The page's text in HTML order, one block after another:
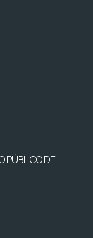
PÚBLICO DE